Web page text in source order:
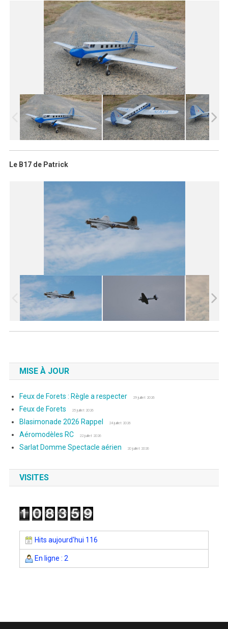
Le B17 de Patrick
MISE À JOUR
Feux de Forets : Règle a respecter 29 juillet 2026
Feux de Forets 25 juillet 2026
Blasimonade 2026 Rappel 24 juillet 2026
Aéromodèles RC 22 juillet 2026
Sarlat Domme Spectacle aérien 20 juillet 2026
VISITES
Hits aujourd'hui 116
En ligne : 2